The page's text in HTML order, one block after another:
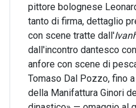
pittore bolognese
tanto di firma, dettaglio
con scene tratte dall'
dall'incontro dantesco
anfore con scene di
Tomaso Dal Pozzo, fino
della Manifattura Ginori